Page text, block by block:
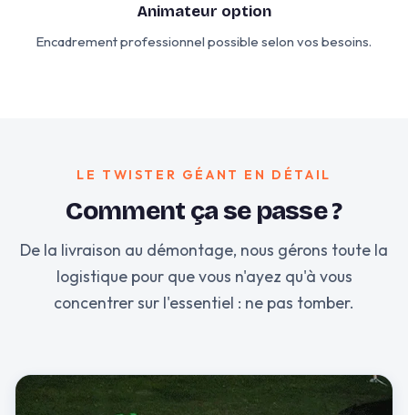
Animateur option
Encadrement professionnel possible selon vos besoins.
LE TWISTER GÉANT EN DÉTAIL
Comment ça se passe ?
De la livraison au démontage, nous gérons toute la
logistique pour que vous n'ayez qu'à vous
concentrer sur l'essentiel : ne pas tomber.